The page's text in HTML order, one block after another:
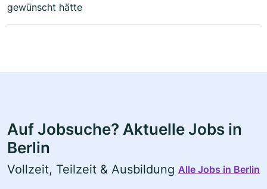
gewünscht hätte
Auf Jobsuche? Aktuelle Jobs in
Berlin
Vollzeit, Teilzeit & Ausbildung Alle Jobs in Berlin